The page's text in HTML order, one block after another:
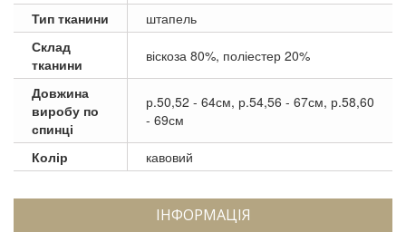
Тип тканини
штапель
Склад
тканини
віскоза 80%, поліестер 20%
Довжина
виробу по
спинці
р.50,52 - 64см, р.54,56 - 67см, р.58,60
- 69см
Колір кавовий
ІНФОРМАЦІЯ